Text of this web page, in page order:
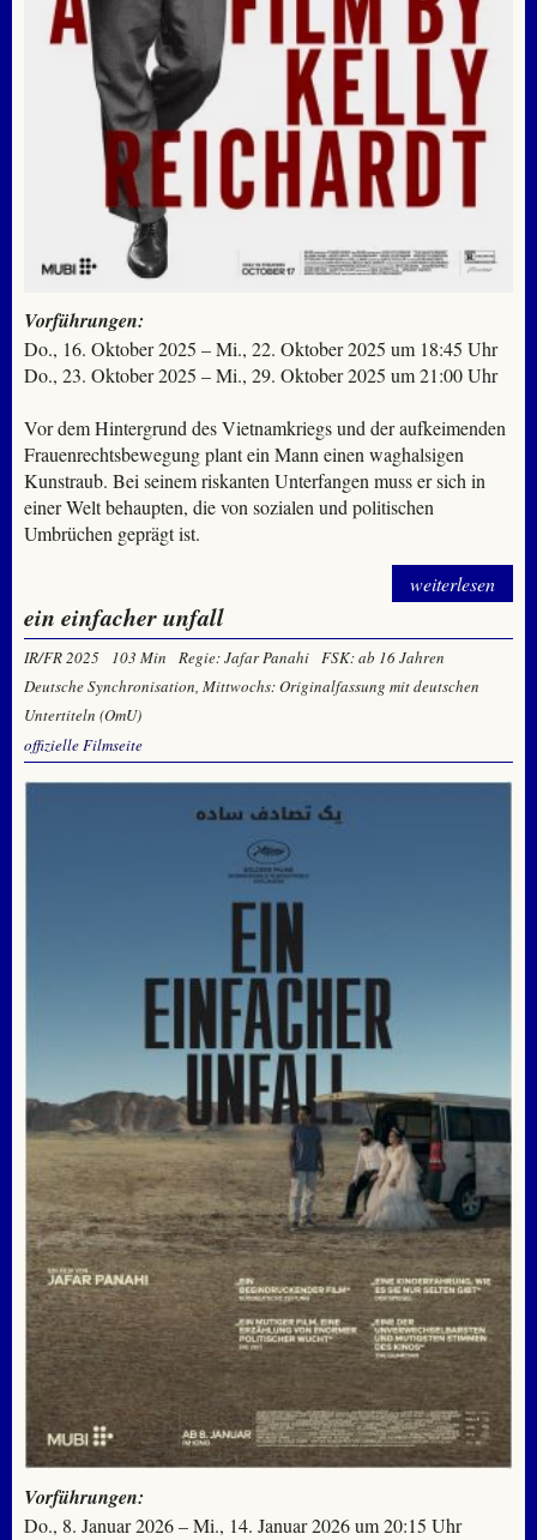
Vorführungen:
Do., 16. Oktober 2025 – Mi., 22. Oktober 2025 um 18:45 Uhr
Do., 23. Oktober 2025 – Mi., 29. Oktober 2025 um 21:00 Uhr
Vor dem Hintergrund des Vietnamkriegs und der aufkeimenden
Frauenrechtsbewegung plant ein Mann einen waghalsigen
Kunstraub. Bei seinem riskanten Unterfangen muss er sich in
einer Welt behaupten, die von sozialen und politischen
Umbrüchen geprägt ist.
weiterlesen
ein einfacher unfall
IR/FR 2025 103 Min Regie: Jafar Panahi FSK: ab 16 Jahren
Deutsche Synchronisation, Mittwochs: Originalfassung mit deutschen
Untertiteln (OmU)
offizielle Filmseite
Vorführungen:
Do., 8. Januar 2026 – Mi., 14. Januar 2026 um 20:15 Uhr